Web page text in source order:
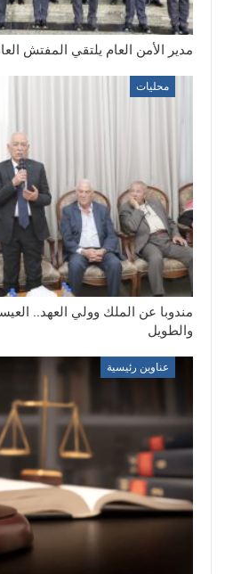
مدير الأمن العام يلتقي المفتش
محليات
مندوبا عن الملك وولي العهد..
والطويل
عناوين رئيسية